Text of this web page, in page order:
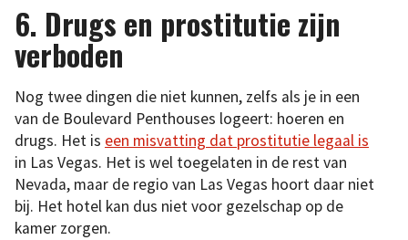
6. Drugs en prostitutie zijn
verboden
Nog twee dingen die niet kunnen, zelfs als je in een
van de Boulevard Penthouses logeert: hoeren en
drugs. Het is een misvatting dat prostitutie legaal is
in Las Vegas. Het is wel toegelaten in de rest van
Nevada, maar de regio van Las Vegas hoort daar niet
bij. Het hotel kan dus niet voor gezelschap op de
kamer zorgen.